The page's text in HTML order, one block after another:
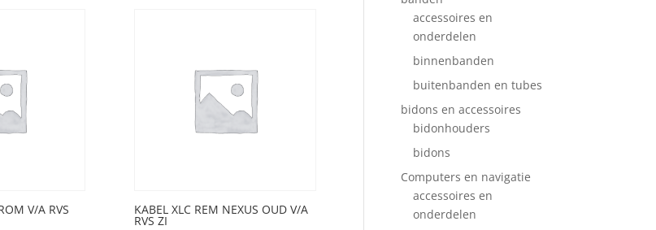
V/A RVS KABEL XLC REM NEXUS OUD V/A
RVS ZI
accessoires en
onderdelen
binnenbanden
buitenbanden en tubes
bidons en accessoires
bidonhouders
bidons
Computers en navigatie
accessoires en
onderdelen